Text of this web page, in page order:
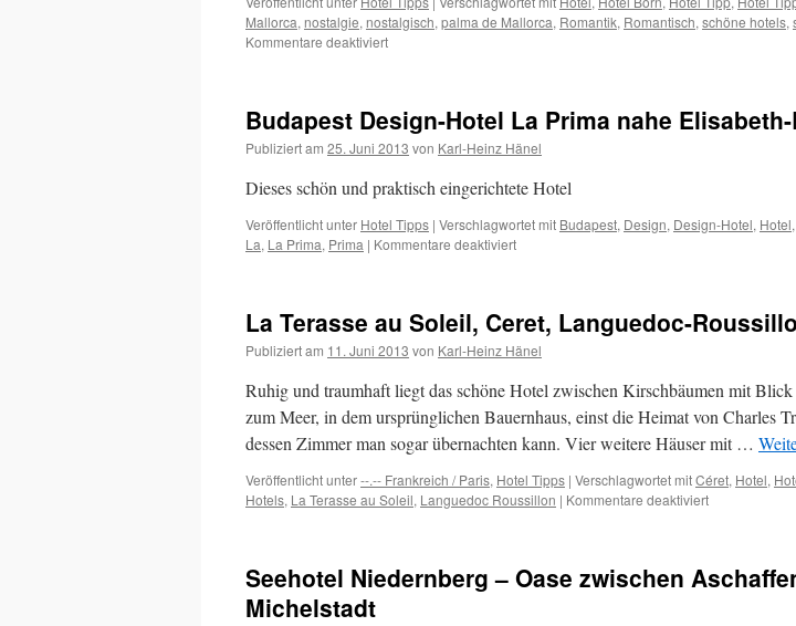
Mallorca, nostalgie, nostalgisch, palma de Mallorca, Romantik, Romantisch, schöne hotels,
Kommentare deaktiviertfür
Hotel
Born
Budapest Design-Hotel La Prima nahe
Publiziert am 25. Juni 2013 von Karl-Heinz Hänel
Dieses schön und praktisch eingerichtete Hotel
Veröffentlicht unter Hotel Tipps | Verschlagwortet mit Budapest, Design, Design-Hotel, Hotel,
La, La Prima, Prima | Kommentare deaktiviertfür
La
Prima
nahe
Elisabeth-
Brücke
La Terasse au Soleil, Ceret, Languedoc-
Publiziert am 11. Juni 2013 von Karl-Heinz Hänel
Ruhig und traumhaft liegt das schöne Hotel zwischen Kirschbäumen mit
zum Meer, in dem ursprünglichen Bauernhaus, einst die Heimat von Charles
dessen Zimmer man sogar übernachten kann. Vier weitere Häuser mit …
Veröffentlicht unter--.-- Frankreich / Paris, Hotel Tipps | Verschlagwortet mitCéret, Hotel,
Hotels, La Terasse au Soleil, Languedoc Roussillon | Kommentare deaktiviertfür
Soleil,
Seehotel Niedernberg – Oase zwischen
Michelstadt